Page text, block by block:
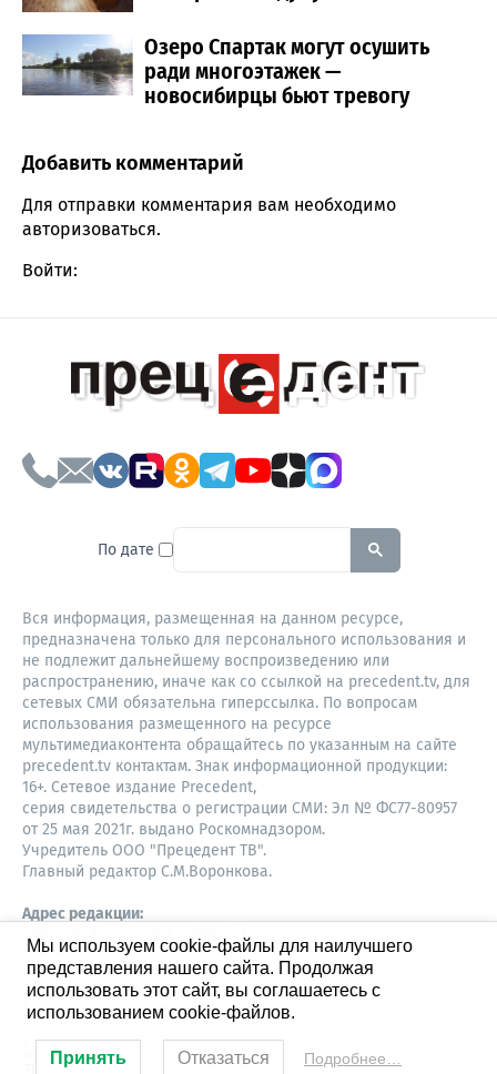
Озеро Спартак могут осушить
ради многоэтажек —
новосибирцы бьют тревогу
Comment section
Добавить комментарий
Для отправки комментария вам необходимо
авторизоваться.
Войти:
По дате To search this site, enter a
Вся информация, размещенная на данном ресурсе,
предназначена только для персонального использования и
не подлежит дальнейшему воспроизведению или
распространению, иначе как со ссылкой на precedent.tv, для
сетевых СМИ обязательна гиперссылка. По вопросам
использования размещенного на ресурсе
мультимедиаконтента обращайтесь по указанным на сайте
precedent.tv контактам. Знак информационной продукции:
16+. Сетевое издание Precedent,
серия свидетельства о регистрации СМИ: Эл № ФС77-80957
от 25 мая 2021г. выдано Роскомнадзором.
Учредитель ООО "Прецедент ТВ".
Главный редактор С.М.Воронкова.
Адрес редакции:
630087,
Новосибирск
8-960-779-12-96,
S.Voronkova@precedent.tv
Мы используем cookie-файлы для наилучшего
представления нашего сайта. Продолжая
использовать этот сайт, вы соглашаетесь с
использованием cookie-файлов.
Принять Отказаться Подробнее…